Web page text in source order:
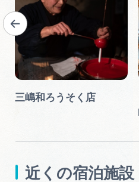
三嶋和ろうそく店
近くの宿泊施設